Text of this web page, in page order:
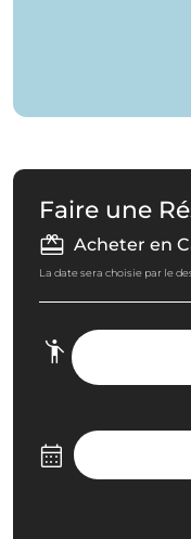
Faire une
Acheter en
La date sera choisie par le